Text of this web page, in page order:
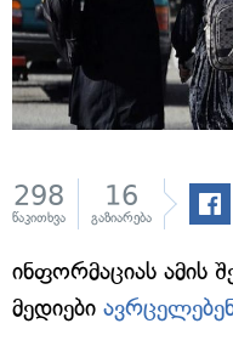
298
წაკითხვა
16
გაზიარება
ინფორმაციას ამის
მედიები